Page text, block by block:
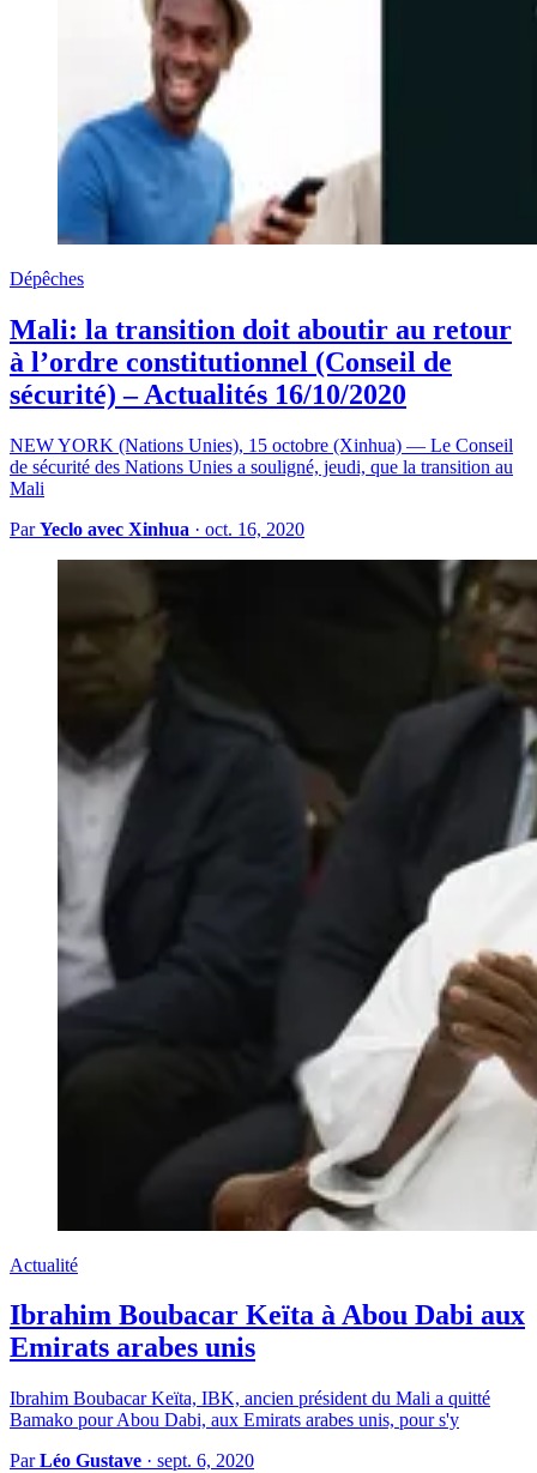
Dépêches
Mali: la transition doit aboutir au retour
à l’ordre constitutionnel (Conseil de
sécurité) – Actualités 16/10/2020
NEW YORK (Nations Unies), 15 octobre (Xinhua) — Le Conseil
de sécurité des Nations Unies a souligné, jeudi, que la transition au
Mali
ParYeclo avec Xinhua · oct. 16, 2020
Actualité
Ibrahim Boubacar Keïta à Abou Dabi aux
Emirats arabes unis
Ibrahim Boubacar Keïta, IBK, ancien président du Mali a quitté
Bamako pour Abou Dabi, aux Emirats arabes unis, pour s'y
ParLéo Gustave · sept. 6, 2020